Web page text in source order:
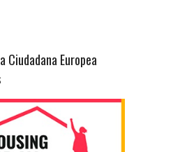
Ciudadana Europea